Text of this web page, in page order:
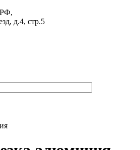
РФ,
д.4, стр.5